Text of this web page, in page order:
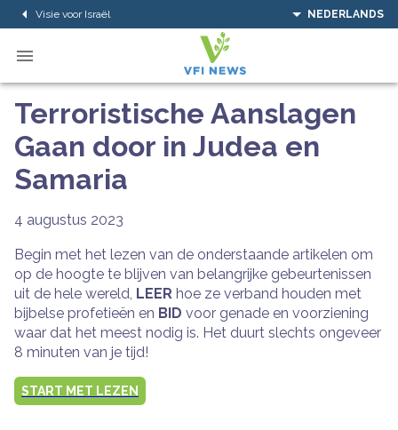
Visie voor Israël NEDERLANDS
Terroristische Aanslagen
Gaan door in Judea en
Samaria
4 augustus 2023
Begin met het lezen van de onderstaande artikelen om
op de hoogte te blijven van belangrijke gebeurtenissen
uit de hele wereld, LEER hoe ze verband houden met
bijbelse profetieën en BID voor genade en voorziening
waar dat het meest nodig is. Het duurt slechts ongeveer
8 minuten van je tijd!
START MET LEZEN